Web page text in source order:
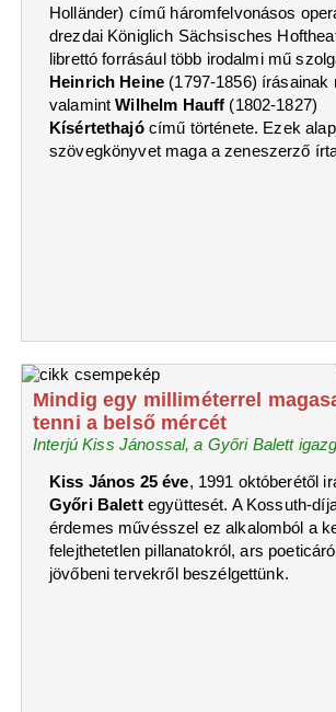
Holländer) című háromfelvonásos
drezdai Königlich Sächsisches
librettó forrásául több irodalmi mű
Heinrich Heine (1797-1856) írásainak
valamintWilhelm Hauff (1802-1827)
Kísértethajócímű története. Ezek
szövegkönyvet maga a zeneszerző
Mindig egy milliméterrel
tenni a belső mércét
Interjú Kiss Jánossal, a Győri Balett
Kiss János 25 éve, 1991 októberétől
Győri Balettegyüttesét. A Kossuth-
érdemes művésszel ez alkalomból a
felejthetetlen pillanatokról, ars
jövőbeni tervekről beszélgettünk.